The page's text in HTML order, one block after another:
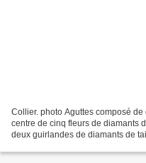
Collier. photo Aguttes composé
centre de cinq fleurs de diamants
deux guirlandes de diamants de